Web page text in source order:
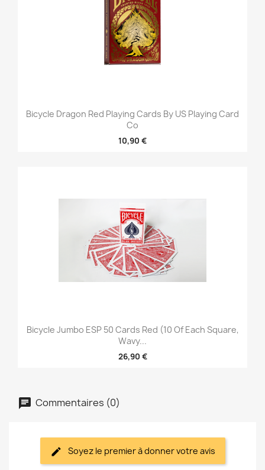
Bicycle Dragon Red Playing Cards By US Playing Card
Co
10,90 €
Bicycle Jumbo ESP 50 Cards Red (10 Of Each Square,
Wavy...
26,90 €
Commentaires (0)
Soyez le premier à donner votre avis